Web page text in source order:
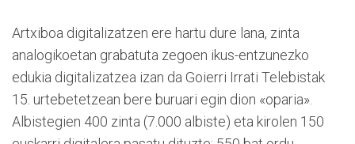
Artxiboa digitalizatzen ere hartu dure lana, zinta
analogikoetan grabatuta zegoen ikus-entzunezko
edukia digitalizatzea izan da Goierri Irrati Telebistak
15. urtebetetzean bere buruari egin dion «oparia».
Albistegien 400 zinta (7.000 albiste) eta kirolen 150